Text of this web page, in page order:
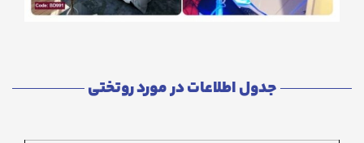
جدول اطلاعات در مورد روتختی